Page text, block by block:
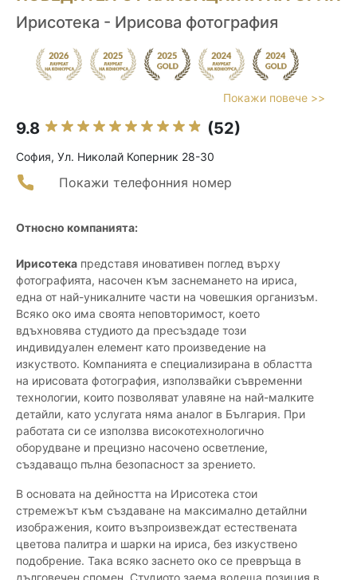
Ирисотека - Ирисова фотография
Покажи повече >>
9.8 (52)
София, Ул. Николай Коперник 28-30
Покажи телефонния номер
Относно компанията:
Ирисотека представя иновативен поглед върху
фотографията, насочен към заснемането на ириса,
една от най-уникалните части на човешкия организъм.
Всяко око има своята неповторимост, което
вдъхновява студиото да пресъздаде този
индивидуален елемент като произведение на
изкуството. Компанията е специализирана в областта
на ирисовата фотография, използвайки съвременни
технологии, които позволяват улавяне на най-малките
детайли, като услугата няма аналог в България. При
работата си се използва високотехнологично
оборудване и прецизно насочено осветление,
създаващо пълна безопасност за зрението.
В основата на дейността на Ирисотека стои
стремежът към създаване на максимално детайлни
изображения, които възпроизвеждат естествената
цветова палитра и шарки на ириса, без изкуствено
подобрение. Така всяко заснето око се превръща в
дълговечен спомен. Студиото заема водеща позиция в